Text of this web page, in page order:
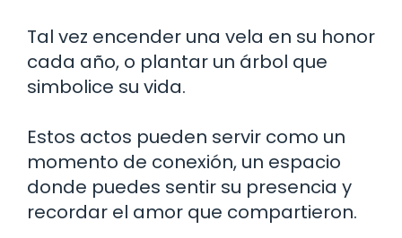
Tal vez encender una vela en su honor
cada año, o plantar un árbol que
simbolice su vida.
Estos actos pueden servir como un
momento de conexión, un espacio
donde puedes sentir su presencia y
recordar el amor que compartieron.